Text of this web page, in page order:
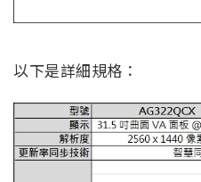
以下是詳細規格：